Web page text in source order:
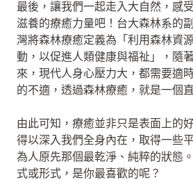
最後，讓我們一起走入大自然，感
滋養的療癒力量吧！台大森林系的
灣將森林療癒定義為「利用森林資
動，以促進人類健康與福祉」，隨
來，現代人身心壓力大，都需要適
的不適，透過森林療癒，就是一個
由此可知，療癒並非只是表面上的
得以深入我們全身內在，取得一些
為人原先那個最乾淨、純粹的狀態
式或形式，是你最喜歡的呢？